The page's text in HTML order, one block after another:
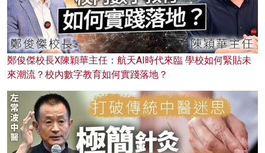
鄭俊傑校長X陳穎華主任：航天AI時代來臨 學校如何緊貼未
來潮流？校內數字教育如何實踐落地？